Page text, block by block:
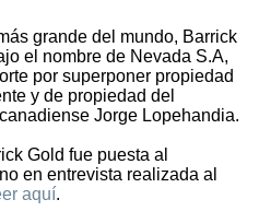
grande del mundo, Barrick
el nombre de Nevada S.A,
por superponer propiedad
y de propiedad del
Jorge Lopehandia.
Gold fue puesta al
en entrevista realizada al
aquí.